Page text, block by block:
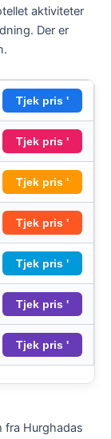
aktiviteter
Der er
Tjek pris '
Tjek pris '
Tjek pris '
Tjek pris '
Tjek pris '
Tjek pris '
Tjek pris '
fra Hurghadas